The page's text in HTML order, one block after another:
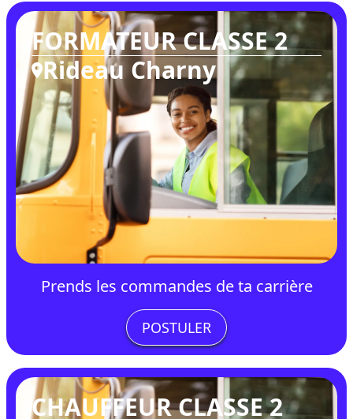
FORMATEUR CLASSE 2
Rideau Charny
Prends les commandes de ta carrière
POSTULER
CHAUFFEUR CLASSE 2